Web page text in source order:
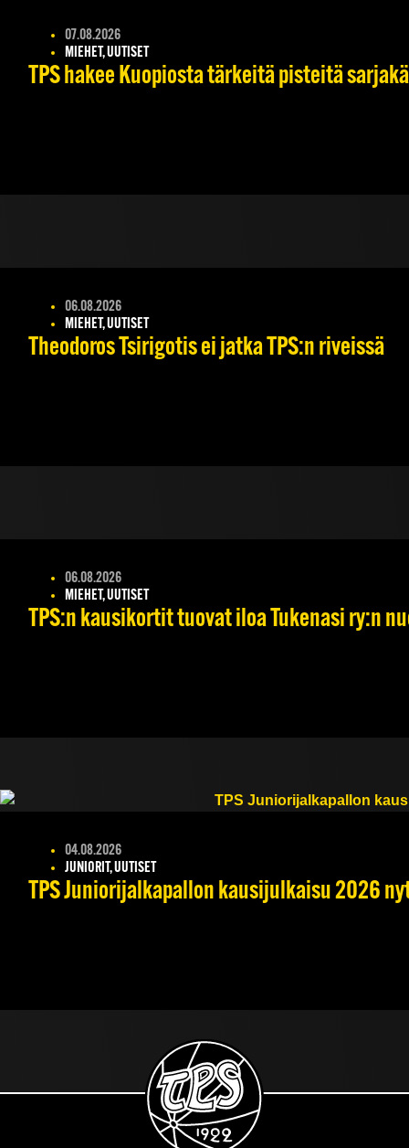
07.08.2026
MIEHET, UUTISET
TPS hakee Kuopiosta tärkeitä pisteitä
06.08.2026
MIEHET, UUTISET
Theodoros Tsirigotis ei jatka TPS:n riveissä
06.08.2026
MIEHET, UUTISET
TPS:n kausikortit tuovat iloa Tukenasi ry:n
04.08.2026
JUNIORIT, UUTISET
TPS Juniorijalkapallon kausijulkaisu 2026